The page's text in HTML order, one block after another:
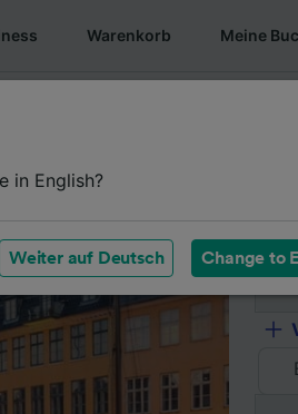
Warenkorb Meine
in English?
Weiter auf Deutsch Change to